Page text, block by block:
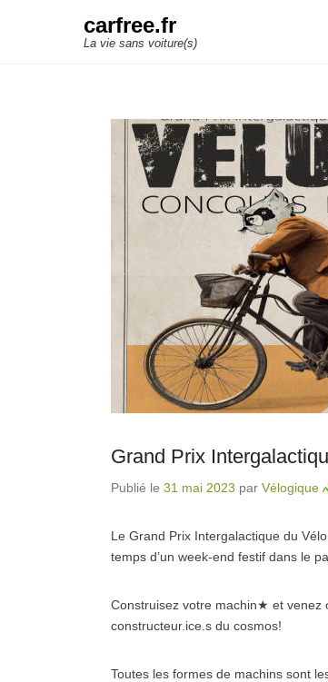
carfree.fr
La vie sans voiture(s)
Grand Prix
Publié le 31 mai 2023 par Vélogique
Le Grand Prix Intergalactique du
temps d’un week-end festif dans le
Construisez votre machin★ et venez
constructeur.ice.s du cosmos!
Toutes les formes de machins sont